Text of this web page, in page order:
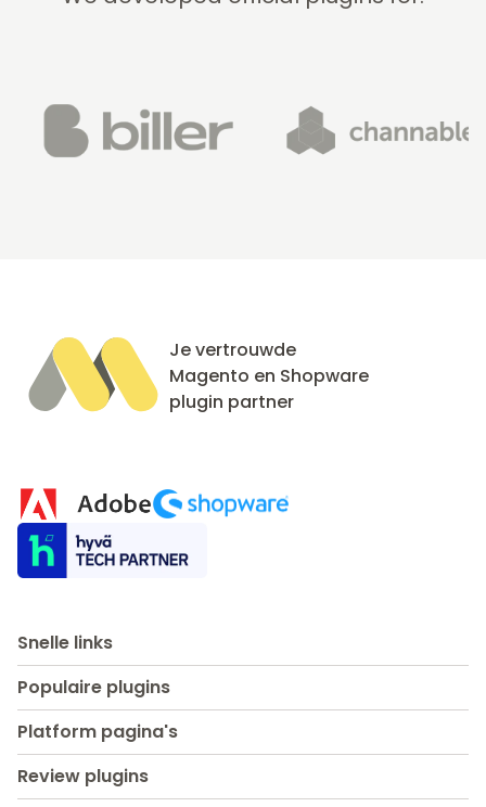
Je vertrouwde
Magento en Shopware
plugin partner
Snelle links
Populaire plugins
Platform pagina's
Review plugins